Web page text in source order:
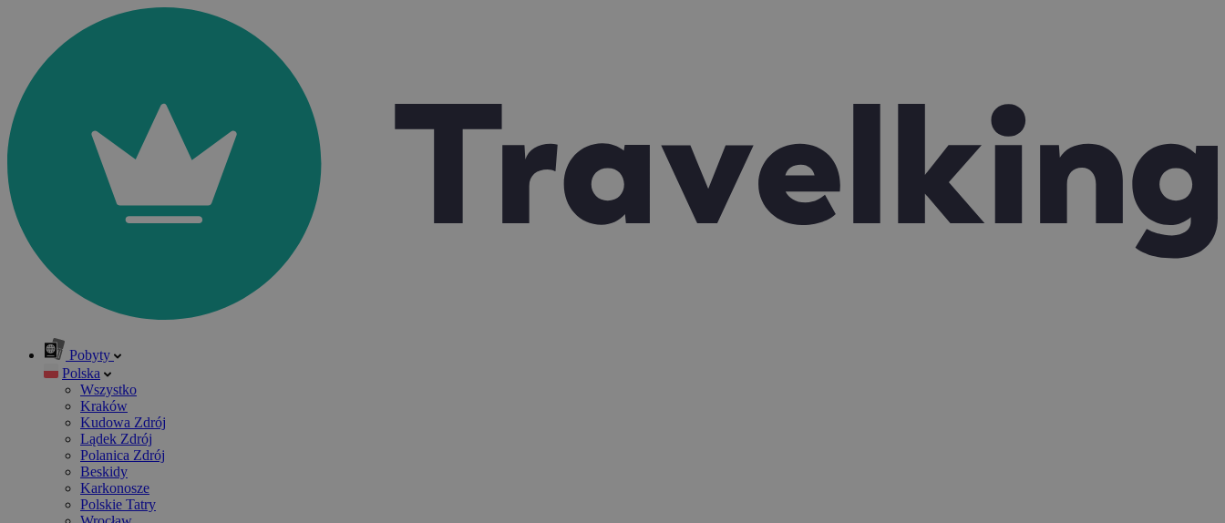
Pobyty
Polska
Wszystko
Kraków
Kudowa Zdrój
Lądek Zdrój
Polanica Zdrój
Beskidy
Karkonosze
Polskie Tatry